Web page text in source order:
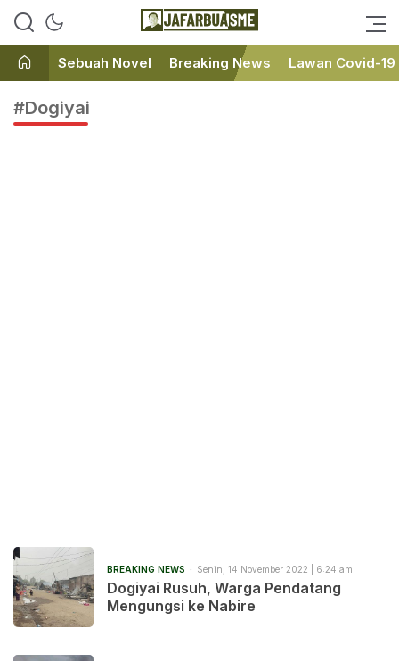
JafarBua
Ini bukan Media Online, Ini
Sebuah Novel Breaking News Lawan Covid-19
#Dogiyai
BREAKING NEWS Senin, 14 November 2022 | 6:24 am
Dogiyai Rusuh, Warga Pendatang
Mengungsi ke Nabire